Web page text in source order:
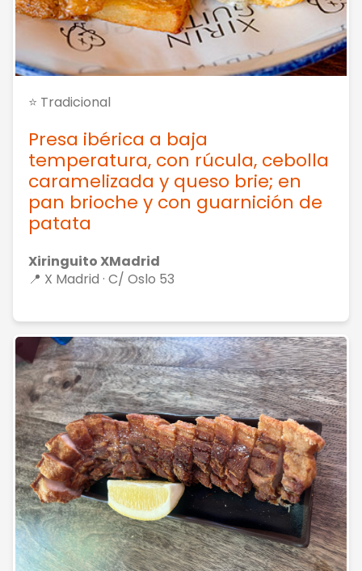
⭐ Tradicional
Presa ibérica a baja
temperatura, con rúcula, cebolla
caramelizada y queso brie; en
pan brioche y con guarnición de
patata
Xiringuito XMadrid
📍 X Madrid · C/ Oslo 53